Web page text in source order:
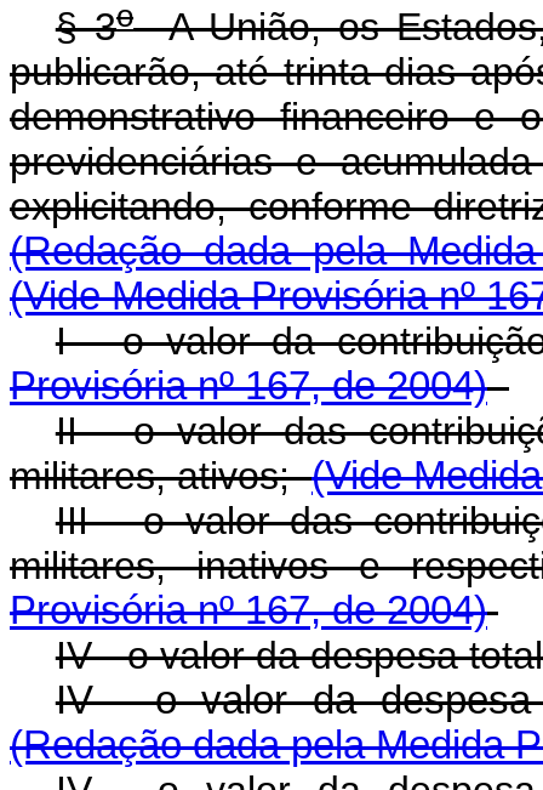
§ 3oA União, os
publicarão, até trinta dias
demonstrativo financeiro e
previdenciárias e
explicitando, conforme
(Redação dada pela
(Vide Medida Provisória nº
I - o valor da
Provisória nº 167, de 2004)
II - o valor das
militares, ativos;(Vide
III - o valor das
militares, inativos e
Provisória nº 167, de 2004)
IV - o valor da despesa
IV - o valor da
(Redação dada pela Medida